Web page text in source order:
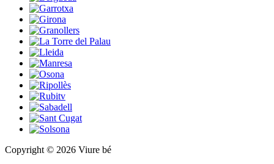
Copyright © 2026 Viure bé